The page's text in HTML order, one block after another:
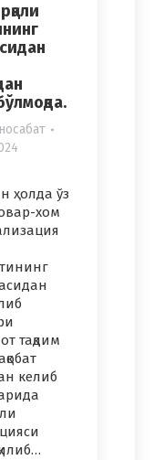
ҳолда ўз
хом
тақдим
келиб